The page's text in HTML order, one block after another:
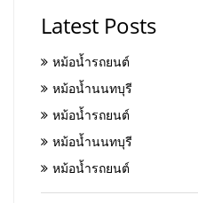
Latest Posts
หม้อน้ำรถยนต์
หม้อน้ำนนทบุรี
หม้อน้ำรถยนต์
หม้อน้ำนนทบุรี
หม้อน้ำรถยนต์